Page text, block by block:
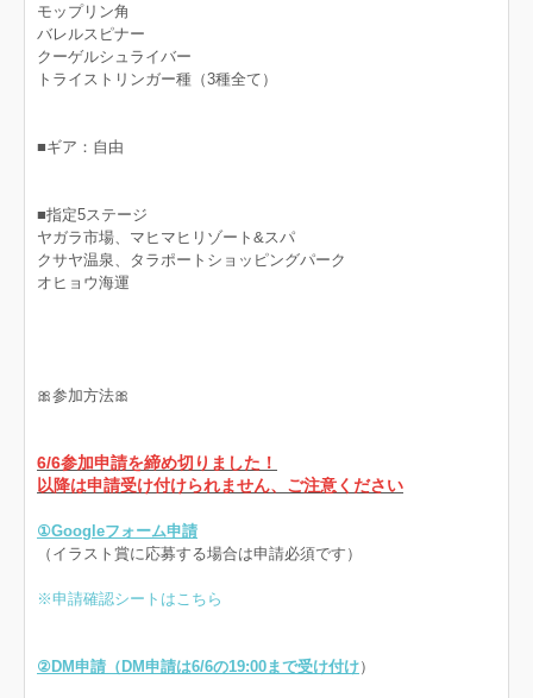
モップリン角
バレルスピナー
クーゲルシュライバー
トライストリンガー種（3種全て）
■ギア：自由
■指定5ステージ
ヤガラ市場、マヒマヒリゾート&スパ
クサヤ温泉、タラポートショッピングパーク
オヒョウ海運
🎀参加方法🎀
6/6参加申請を締め切りました！
以降は申請受け付けられません、ご注意ください
①Googleフォーム申請
（イラスト賞に応募する場合は申請必須です）
※申請確認シートはこちら
②DM申請（DM申請は6/6の19:00まで受け付け）